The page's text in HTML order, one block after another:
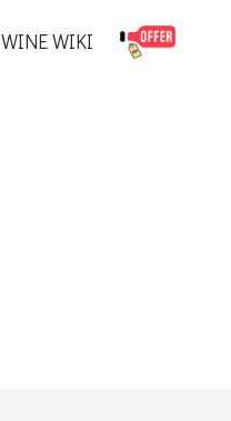
WINE WIKI